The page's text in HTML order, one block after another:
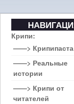
Крипи:
——> Крипипаста
——> Реальные
истории
——> Крипи от
читателей